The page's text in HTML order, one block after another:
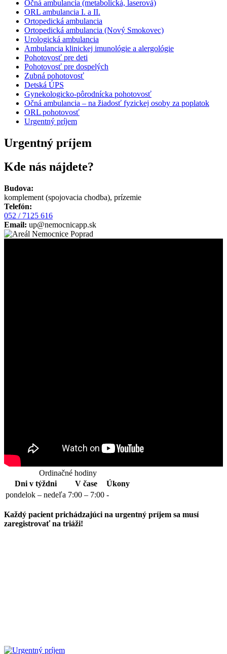
Očná ambulancia (metabolická, laserová)
ORL ambulancia I. a II.
Ortopedická ambulancia
Ortopedická ambulancia (Nový Smokovec)
Urologická ambulancia
Ambulancia klinickej imunológie a alergológie
Pohotovosť pre deti
Pohotovosť pre dospelých
Zubná pohotovosť
Detská ÚPS
Gynekologicko-pôrodnícka pohotovosť
Očná ambulancia – na žiadosť fyzickej osoby za poplatok
ORL pohotovosť
Urgentný príjem
Urgentný príjem
Kde nás nájdete?
Budova:
komplement (spojovacia chodba), prízemie
Telefón:
052 / 7125 616
Email: up@nemocnicapp.sk
Ordinačné hodiny
Dni v týždni
V čase
Úkony
pondelok – nedeľa 7:00 – 7:00 -
Každý pacient prichádzajúci na urgentný príjem sa musí
zaregistrovaťna triáži!